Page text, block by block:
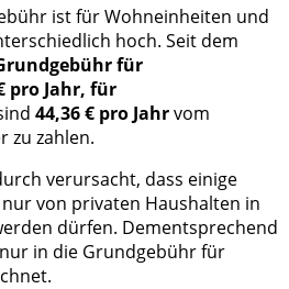
ist für Wohneinheiten und
hoch. Seit dem
für
pro Jahr, für
44,36 € pro Jahrvom
zu zahlen.
verursacht, dass einige
von privaten Haushalten in
dürfen. Dementsprechend
in die Grundgebühr für